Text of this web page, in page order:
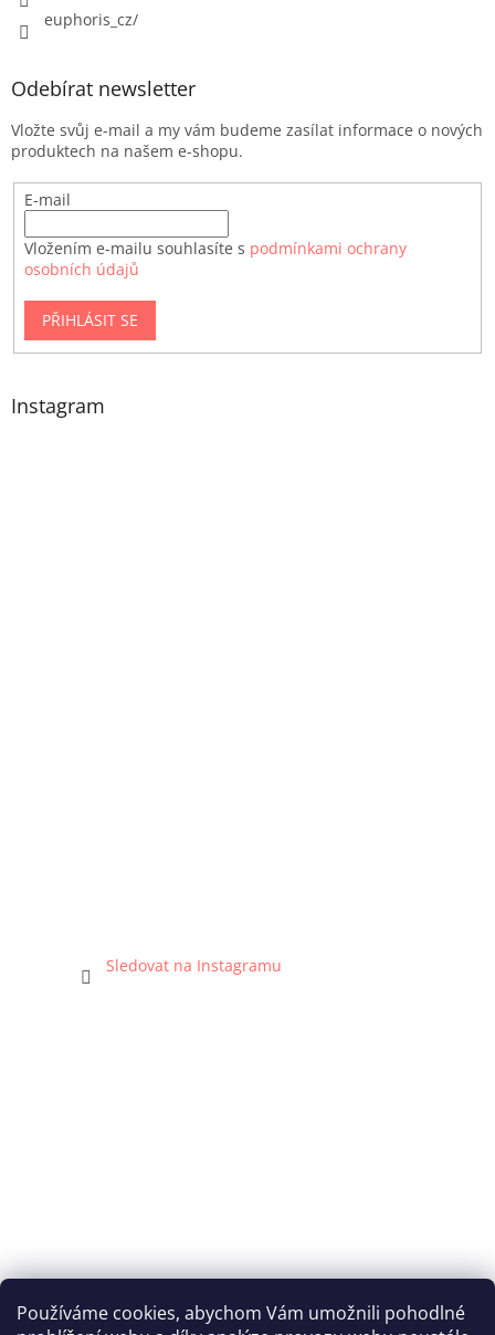
Používáme cookies, abychom Vám umožnili pohodlné
euphoris_cz/
Odebírat newsletter
Vložte svůj e-mail a my vám budeme zasílat informace o nových
produktech na našem e-shopu.
E-mail
Vložením e-mailu souhlasíte s podmínkami ochrany
osobních údajů
PŘIHLÁSIT SE
Instagram
Sledovat na Instagramu